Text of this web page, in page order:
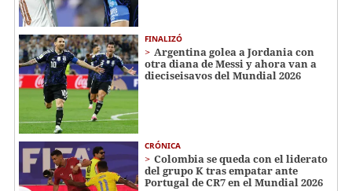
FINALIZÓ
Argentina golea a Jordania con
otra diana de Messi y ahora van a
dieciseisavos del Mundial 2026
CRÓNICA
Colombia se queda con el liderato
del grupo K tras empatar ante
Portugal de CR7 en el Mundial 2026